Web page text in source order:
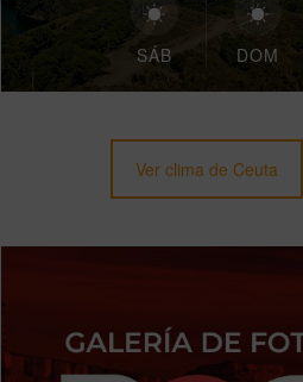
SÁB DOM
Ver clima de Ceuta